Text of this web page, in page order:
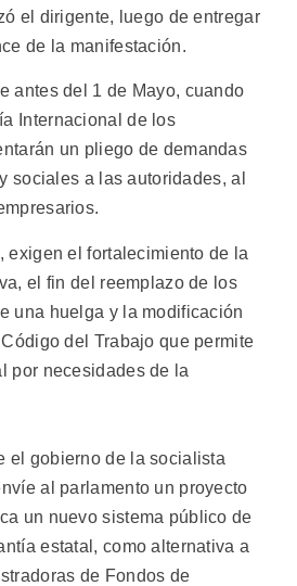
el dirigente, luego de entregar
de la manifestación.
antes del 1 de Mayo, cuando
Internacional de los
un pliego de demandas
sociales a las autoridades, al
exigen el fortalecimiento de la
el fin del reemplazo de los
una huelga y la modificación
del Trabajo que permite
por necesidades de la
el gobierno de la socialista
al parlamento un proyecto
un nuevo sistema público de
estatal, como alternativa a
de Fondos de